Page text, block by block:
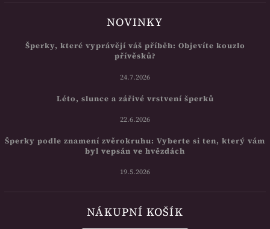
NOVINKY
Šperky, které vyprávějí váš příběh: Objevíte kouzlo
přívěsků?
24.7.2026
Léto, slunce a zářivé vrstvení šperků
22.6.2026
Šperky podle znamení zvěrokruhu: Vyberte si ten, který vám
byl vepsán ve hvězdách
19.5.2026
NÁKUPNÍ KOŠÍK